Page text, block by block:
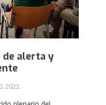
de alerta y
2022.